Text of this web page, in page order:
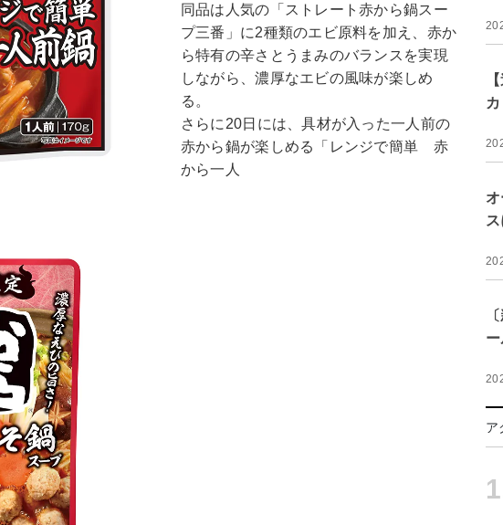
同品は人気の「ストレート赤から鍋スー
プ三番」に2種類のエビ原料を加え、赤か
ら特有の辛さとうまみのバランスを実現
しながら、濃厚なエビの風味が楽しめ
る。
さらに20日には、具材が入った一人前の
赤から鍋が楽しめる「レンジで簡単 赤
から一人
ア